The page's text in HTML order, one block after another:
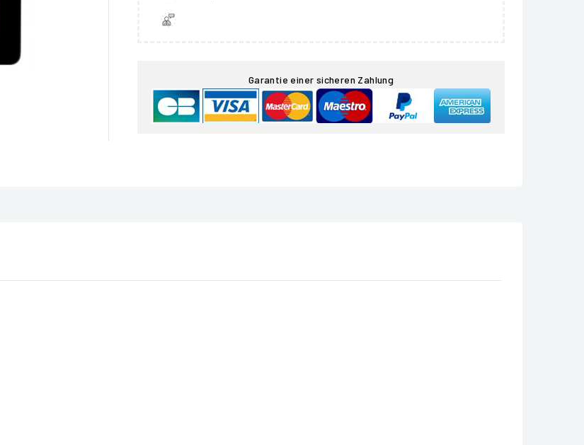
Garantie einer sicheren Zahlung